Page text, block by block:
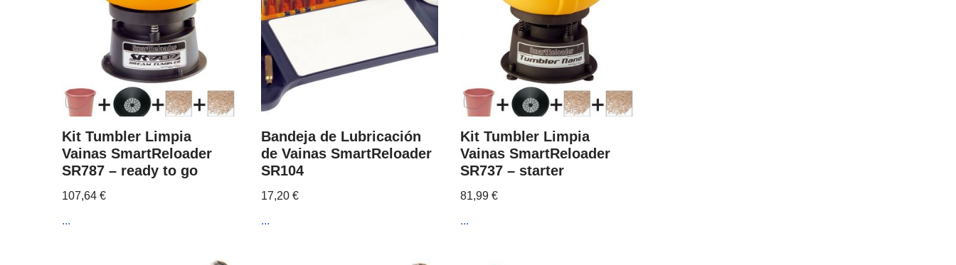
Kit Tumbler Limpia
Vainas SmartReloader
SR787 – ready to go
107,64 €
...
Bandeja de Lubricación
de Vainas SmartReloader
SR104
17,20 €
...
Kit Tumbler Limpia
Vainas SmartReloader
SR737 – starter
81,99 €
...